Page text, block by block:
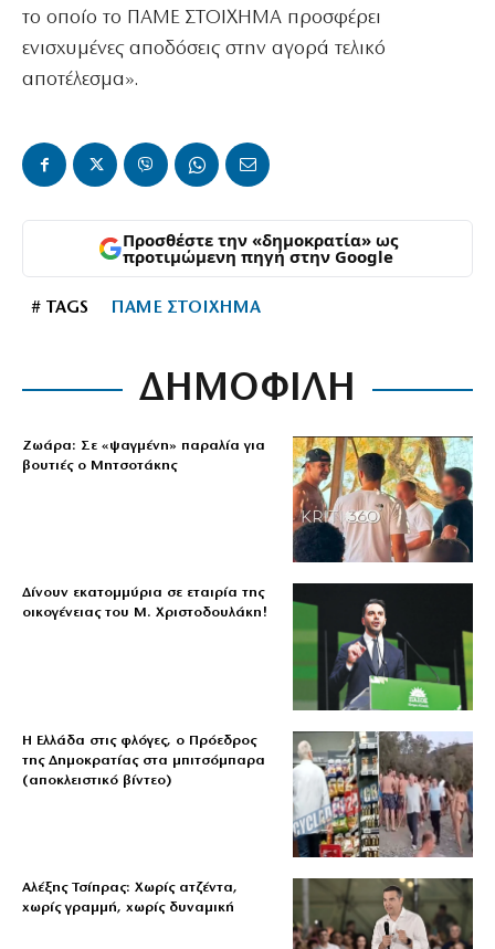
το οποίο το ΠΑΜΕ ΣΤΟΙΧΗΜΑ προσφέρει
ενισχυμένες αποδόσεις στην αγορά τελικό
αποτέλεσμα».
Προσθέστε την «δημοκρατία» ως
προτιμώμενη πηγή στην Google
# TAGS ΠΑΜΕ ΣΤΟΙΧΗΜΑ
ΔΗΜΟΦΙΛΗ
Ζωάρα: Σε «ψαγμένη» παραλία για
βουτιές ο Μητσοτάκης
Δίνουν εκατομμύρια σε εταιρία της
οικογένειας του Μ. Χριστοδουλάκη!
Η Ελλάδα στις φλόγες, ο Πρόεδρος
της Δημοκρατίας στα μπιτσόμπαρα
(αποκλειστικό βίντεο)
Αλέξης Τσίπρας: Χωρίς ατζέντα,
χωρίς γραμμή, χωρίς δυναμική